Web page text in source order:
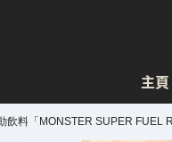
主頁
飲料「MONSTER SUPER FUEL